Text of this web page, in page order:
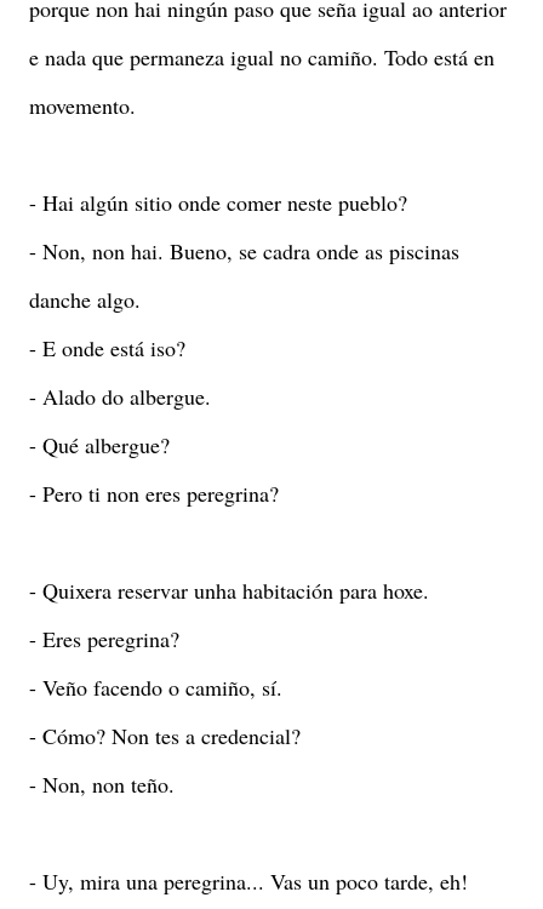
porque non hai ningún paso que seña igual ao anterior
e nada que permaneza igual no camiño. Todo está en
movemento.
- Hai algún sitio onde comer neste pueblo?
- Non, non hai. Bueno, se cadra onde as piscinas
danche algo.
- E onde está iso?
- Alado do albergue.
- Qué albergue?
- Pero ti non eres peregrina?
- Quixera reservar unha habitación para hoxe.
- Eres peregrina?
- Veño facendo o camiño, sí.
- Cómo? Non tes a credencial?
- Non, non teño.
- Uy, mira una peregrina... Vas un poco tarde, eh!